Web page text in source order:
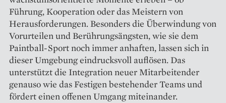
Führung, Kooperation oder das Meistern von
Herausforderungen. Besonders die Überwindung von
Vorurteilen und Berührungsängsten, wie sie dem
Paintball-Sport noch immer anhaften, lassen sich in
dieser Umgebung eindrucksvoll auflösen. Das
unterstützt die Integration neuer Mitarbeitender
genauso wie das Festigen bestehender Teams und
fördert einen offenen Umgang miteinander.